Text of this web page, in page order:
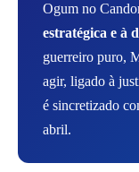
Ogum no
estratégica e à
guerreiro puro,
agir, ligado à
é sincretizado
abril.